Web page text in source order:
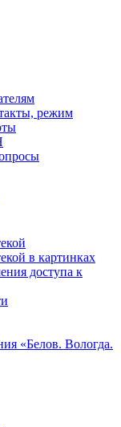
режим
в картинках
доступа к
«Белов. Вологда.